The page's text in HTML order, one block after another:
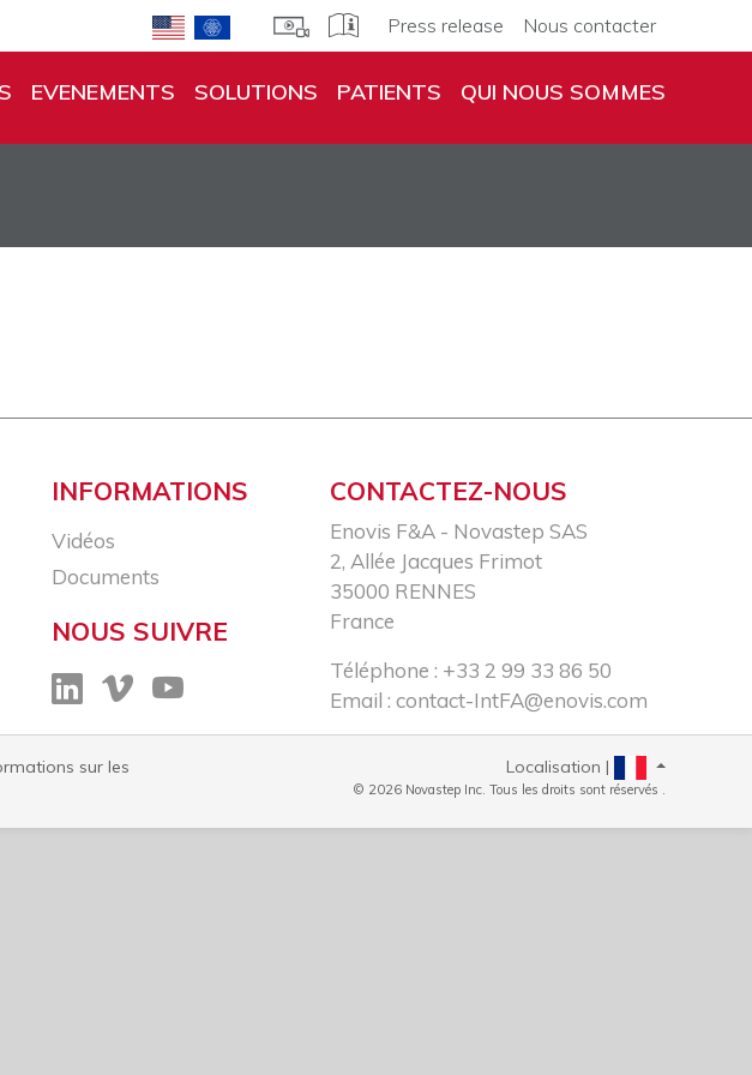
Press release Nous contacter
EVENEMENTS SOLUTIONS PATIENTS QUI NOUS SOMMES
INFORMATIONS
Vidéos
Documents
NOUS SUIVRE
CONTACTEZ-NOUS
Enovis F&A - Novastep SAS​
2, Allée Jacques Frimot​
35000 RENNES​
France
Téléphone : +33 2 99 33 86 50​
Email : contact-IntFA@enovis.com
sur les
Localisation |
© 2026 Novastep Inc. Tous les droits sont réservés .